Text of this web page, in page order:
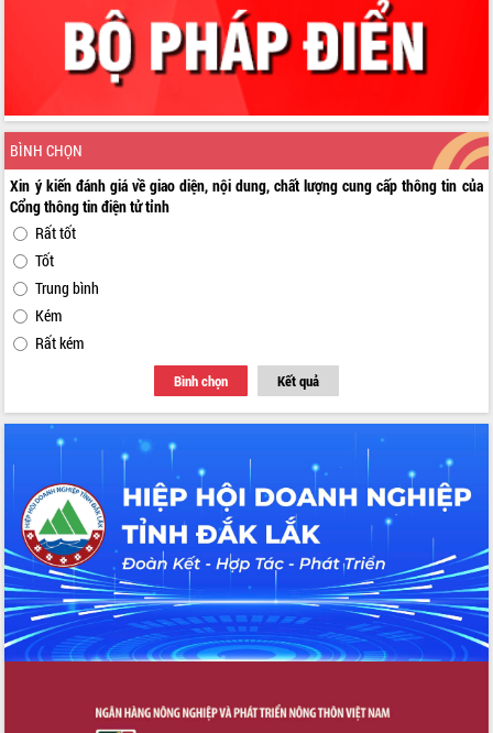
BÌNH CHỌN
Xin ý kiến đánh giá về giao diện, nội dung, chất lượng cung cấp thông tin của
Cổng thông tin điện tử tỉnh
Rất tốt
Tốt
Trung bình
Kém
Rất kém
Bình chọn Kết quả